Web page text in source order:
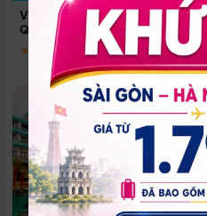
Vinpearl Resort & Spa Phu
Quoc
★ 5.0